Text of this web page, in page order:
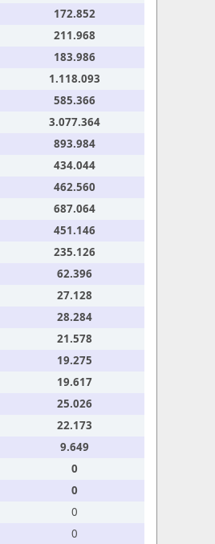
172.852
211.968
183.986
1.118.093
585.366
3.077.364
893.984
434.044
462.560
687.064
451.146
235.126
62.396
27.128
28.284
21.578
19.275
19.617
25.026
22.173
9.649
0
0
0
0